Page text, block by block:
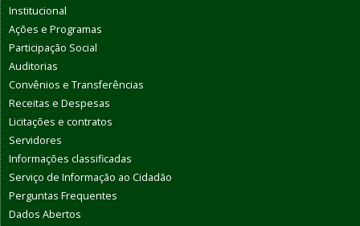
Institucional
Ações e Programas
Participação Social
Auditorias
Convênios e Transferências
Receitas e Despesas
Licitações e contratos
Servidores
Informações classificadas
Serviço de Informação ao Cidadão
Perguntas Frequentes
Dados Abertos